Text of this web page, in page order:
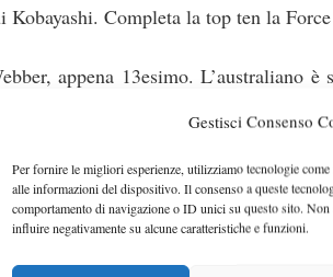
Gestisci Consenso
Per fornire le migliori esperienze, utilizziamo tecnologie
alle informazioni del dispositivo. Il consenso a queste
comportamento di navigazione o ID unici su questo sito.
influire negativamente su alcune caratteristiche e funzioni.
Kobayashi. Completa la top ten la
appena 13esimo. L’australiano è
ad 1 secondo e mezzo dal